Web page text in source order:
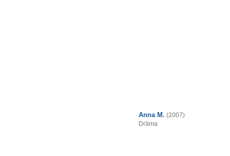
Anna M. (2007)
Drāma